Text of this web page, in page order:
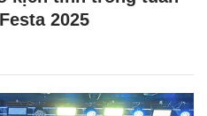
2025